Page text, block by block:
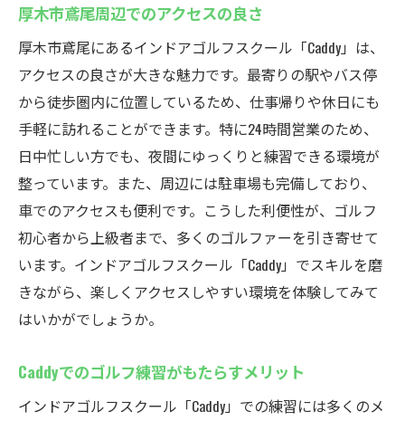
厚木市鳶尾周辺でのアクセスの良さ
厚木市鳶尾にあるインドアゴルフスクール「Caddy」は、
アクセスの良さが大きな魅力です。最寄りの駅やバス停
から徒歩圏内に位置しているため、仕事帰りや休日にも
手軽に訪れることができます。特に24時間営業のため、
日中忙しい方でも、夜間にゆっくりと練習できる環境が
整っています。また、周辺には駐車場も完備しており、
車でのアクセスも便利です。こうした利便性が、ゴルフ
初心者から上級者まで、多くのゴルファーを引き寄せて
います。インドアゴルフスクール「Caddy」でスキルを磨
きながら、楽しくアクセスしやすい環境を体験してみて
はいかがでしょうか。
Caddyでのゴルフ練習がもたらすメリット
インドアゴルフスクール「Caddy」での練習には多くのメ